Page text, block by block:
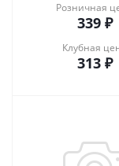
Розничная
339₽
Клубная
313₽